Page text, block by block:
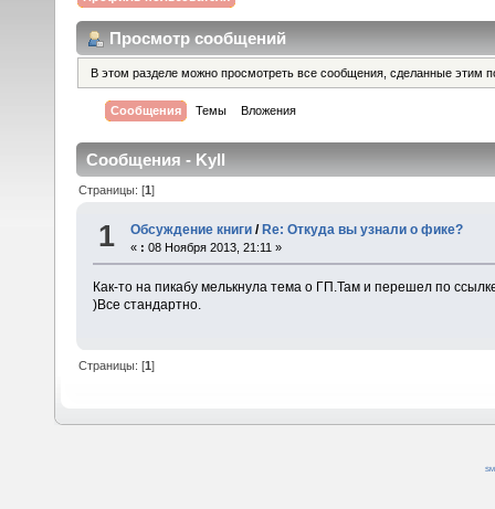
Просмотр сообщений
В этом разделе можно просмотреть все сообщения, сделанные этим
Сообщения Темы Вложения
Сообщения - Kyll
Страницы: [1]
1 Обсуждение книги / Re: Откуда вы узнали о фике?
« : 08 Ноября 2013, 21:11 »
Как-то на пикабу мелькнула тема о ГП.Там и перешел по
)Все стандартно.
Страницы: [1]